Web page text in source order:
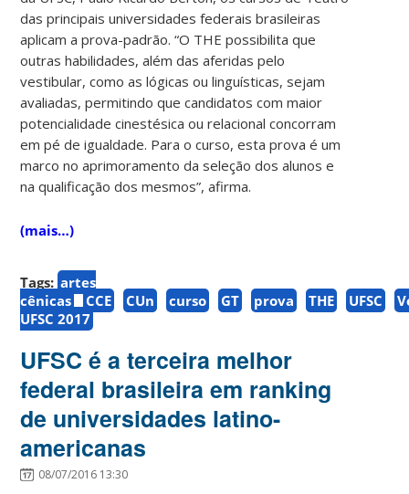
das principais universidades federais brasileiras
aplicam a prova-padrão. “O THE possibilita que
outras habilidades, além das aferidas pelo
vestibular, como as lógicas ou linguísticas, sejam
avaliadas, permitindo que candidatos com maior
potencialidade cinestésica ou relacional concorram
em pé de igualdade. Para o curso, esta prova é um
marco no aprimoramento da seleção dos alunos e
na qualificação dos mesmos”, afirma.
(mais…)
Tags: artes
cênicas
CCE CUn curso GT prova THE UFSC
UFSC 2017
UFSC é a terceira melhor
federal brasileira em ranking
de universidades latino-
americanas
08/07/2016 13:30